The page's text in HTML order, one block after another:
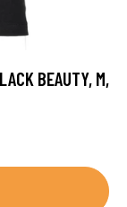
BEAUTY, M,